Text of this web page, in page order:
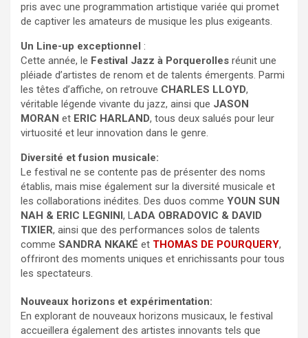
pris avec une programmation artistique variée qui promet
de captiver les amateurs de musique les plus exigeants.
Un Line-up exceptionnel :
Cette année, le Festival Jazz à Porquerolles réunit une
pléiade d’artistes de renom et de talents émergents. Parmi
les têtes d’affiche, on retrouve CHARLES LLOYD,
véritable légende vivante du jazz, ainsi que JASON
MORAN et ERIC HARLAND, tous deux salués pour leur
virtuosité et leur innovation dans le genre.
Diversité et fusion musicale:
Le festival ne se contente pas de présenter des noms
établis, mais mise également sur la diversité musicale et
les collaborations inédites. Des duos comme YOUN SUN
NAH & ERIC LEGNINI, LADA OBRADOVIC & DAVID
TIXIER, ainsi que des performances solos de talents
comme SANDRA NKAKÉ et THOMAS DE POURQUERY,
offriront des moments uniques et enrichissants pour tous
les spectateurs.
Nouveaux horizons et expérimentation:
En explorant de nouveaux horizons musicaux, le festival
accueillera également des artistes innovants tels que